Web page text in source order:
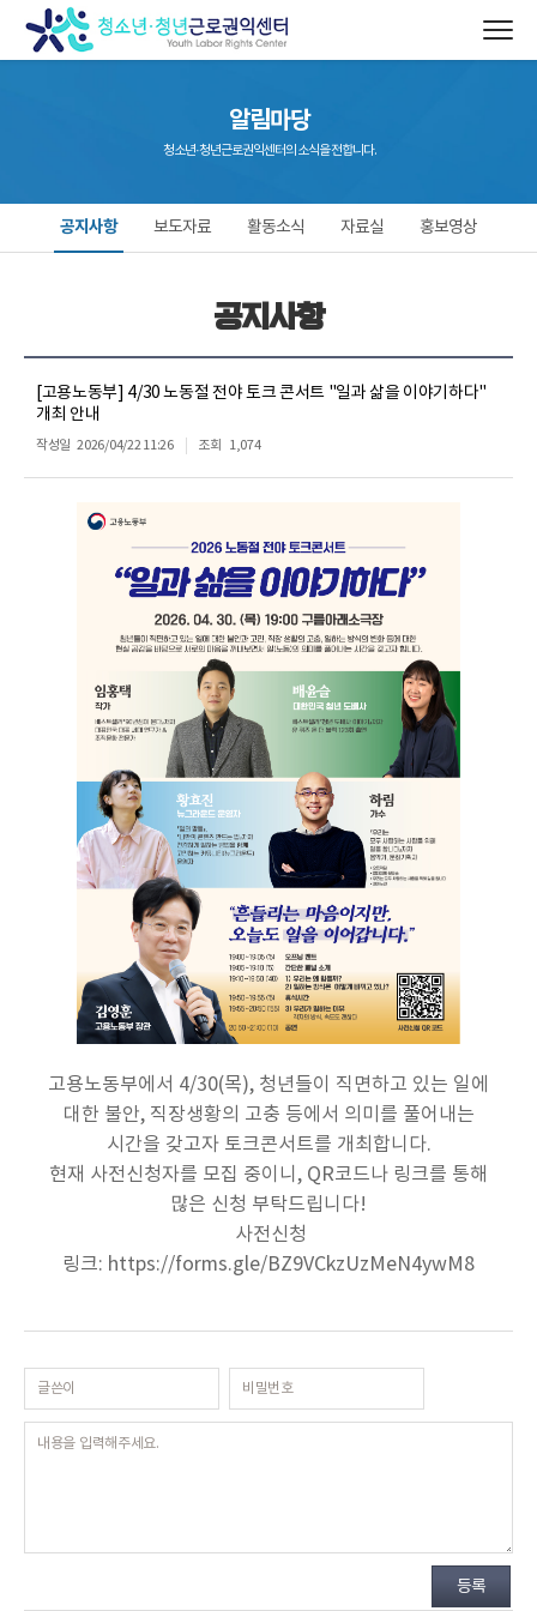
알림마당
청소년·청년근로권익센터의 소식을 전합니다.
공지사항 보도자료 활동소식 자료실 홍보영상
공지사항
[고용노동부] 4/30 노동절 전야 토크 콘서트 "일과 삶을 이야기하다"
개최 안내
작성일 2026/04/22 11:26 조회 1,074
고용노동부에서 4/30(목), 청년들이 직면하고 있는 일에
대한 불안, 직장생황의 고충 등에서 의미를 풀어내는
시간을 갖고자 토크콘서트를 개최합니다.
현재 사전신청자를 모집 중이니, QR코드나 링크를 통해
많은 신청 부탁드립니다!
사전신청
링크: https://forms.gle/BZ9VCkzUzMeN4ywM8